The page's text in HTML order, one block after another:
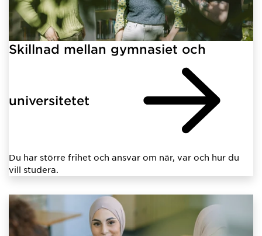
Skillnad mellan gymnasiet och
universitetet
Du har större frihet och ansvar om när, var och hur du
vill studera.